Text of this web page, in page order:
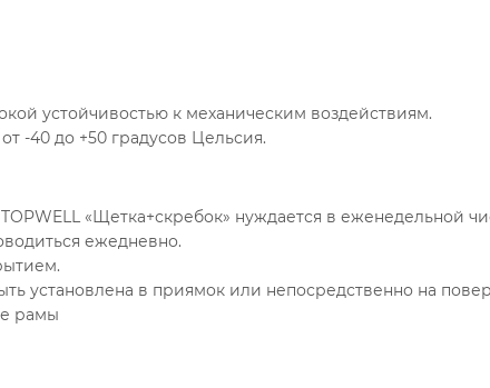
устойчивостью к механическим воздействиям.
-40 до +50 градусов Цельсия.
«Щетка+скребок» нуждается в еженедельной
ежедневно.
установлена в приямок или непосредственно на
рамы